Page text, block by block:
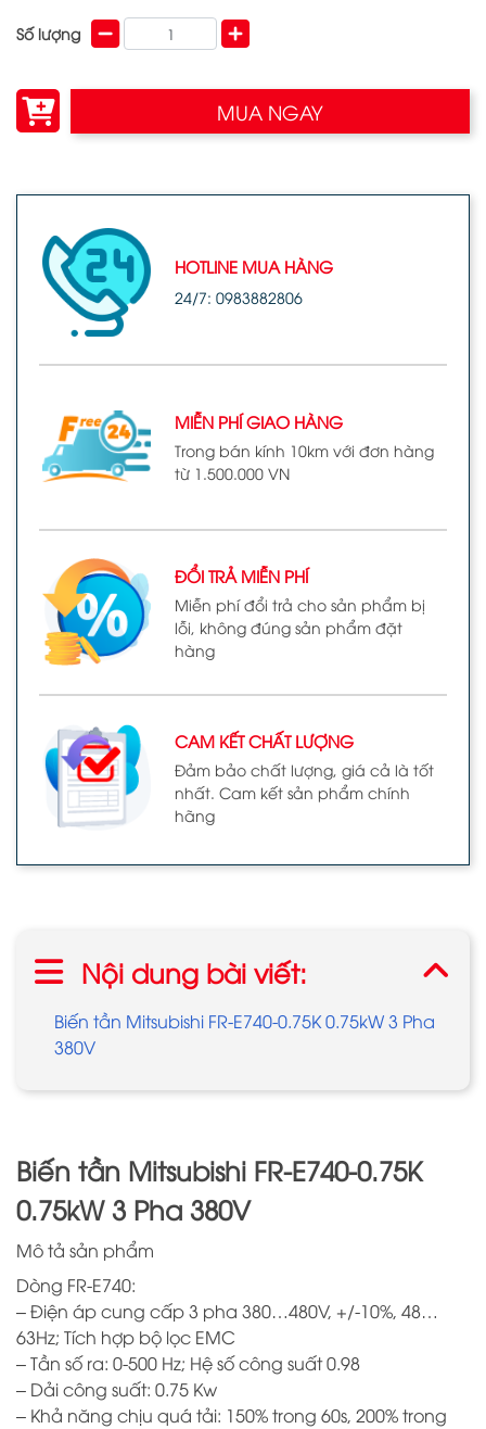
Số lượng
MUA NGAY
HOTLINE MUA HÀNG
24/7: 0983882806
MIỄN PHÍ GIAO HÀNG
Trong bán kính 10km với đơn hàng
từ 1.500.000 VN
ĐỔI TRẢ MIỄN PHÍ
Miễn phí đổi trả cho sản phẩm bị
lỗi, không đúng sản phẩm đặt
hàng
CAM KẾT CHẤT LƯỢNG
Đảm bảo chất lượng, giá cả là tốt
nhất. Cam kết sản phẩm chính
hãng
Nội dung bài viết:
Biến tần Mitsubishi FR-E740-0.75K 0.75kW 3 Pha
380V
Biến tần Mitsubishi FR-E740-0.75K
0.75kW 3 Pha 380V
Mô tả sản phẩm
Dòng FR-E740:
– Điện áp cung cấp 3 pha 380…480V, +/-10%, 48…
63Hz; Tích hợp bộ lọc EMC
– Tần số ra: 0-500 Hz; Hệ số công suất 0.98
– Dải công suất: 0.75 Kw
– Khả năng chịu quá tải: 150% trong 60s, 200% trong